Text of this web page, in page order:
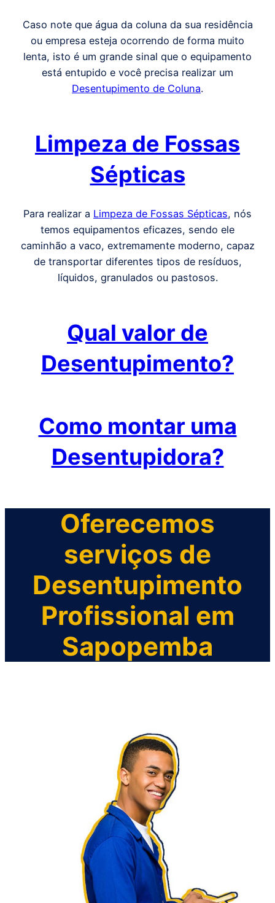
Caso note que água da coluna da sua residência
ou empresa esteja ocorrendo de forma muito
lenta, isto é um grande sinal que o equipamento
está entupido e você precisa realizar um
Desentupimento de Coluna.
Limpeza de Fossas
Sépticas
Para realizar a Limpeza de Fossas Sépticas, nós
temos equipamentos eficazes, sendo ele
caminhão a vaco, extremamente moderno, capaz
de transportar diferentes tipos de resíduos,
líquidos, granulados ou pastosos.
Qual valor de
Desentupimento?
Como montar uma
Desentupidora?
Oferecemos
serviços de
Desentupimento
Profissional em
Sapopemba